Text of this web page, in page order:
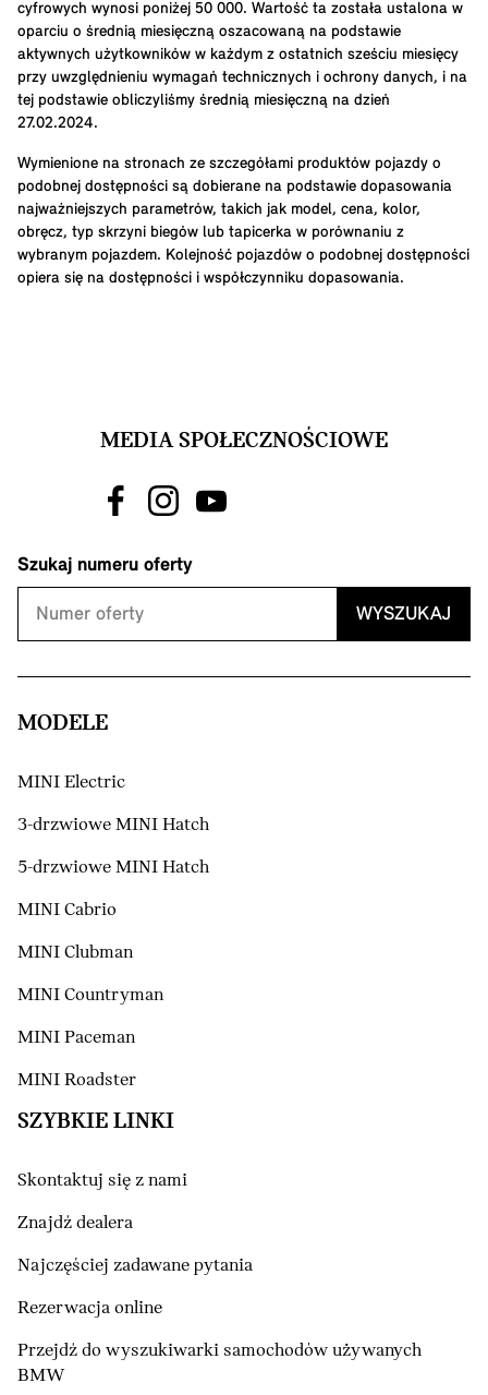
cyfrowych wynosi poniżej 50 000. Wartość ta została ustalona w
oparciu o średnią miesięczną oszacowaną na podstawie
aktywnych użytkowników w każdym z ostatnich sześciu miesięcy
przy uwzględnieniu wymagań technicznych i ochrony danych, i na
tej podstawie obliczyliśmy średnią miesięczną na dzień
27.02.2024.
Wymienione na stronach ze szczegółami produktów pojazdy o
podobnej dostępności są dobierane na podstawie dopasowania
najważniejszych parametrów, takich jak model, cena, kolor,
obręcz, typ skrzyni biegów lub tapicerka w porównaniu z
wybranym pojazdem. Kolejność pojazdów o podobnej dostępności
opiera się na dostępności i współczynniku dopasowania.
MEDIA SPOŁECZNOŚCIOWE
Szukaj numeru oferty
WYSZUKAJ
MODELE
MINI Electric
3-drzwiowe MINI Hatch
5-drzwiowe MINI Hatch
MINI Cabrio
MINI Clubman
MINI Countryman
MINI Paceman
MINI Roadster
SZYBKIE LINKI
Skontaktuj się z nami
Znajdź dealera
Najczęściej zadawane pytania
Rezerwacja online
Przejdź do wyszukiwarki samochodów używanych
BMW